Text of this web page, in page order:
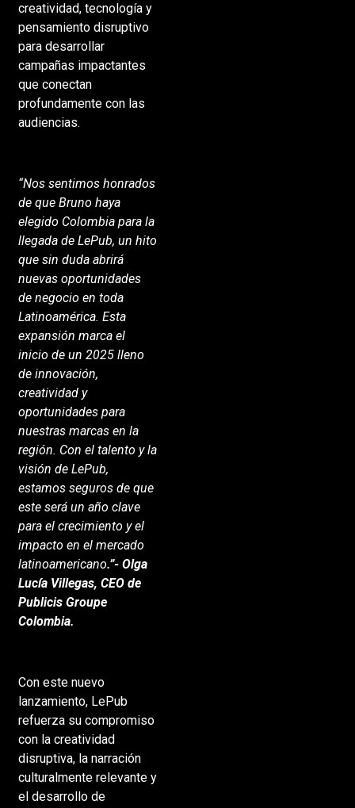
creatividad, tecnología y
pensamiento disruptivo
para desarrollar
campañas impactantes
que conectan
profundamente con las
audiencias.
“Nos sentimos honrados
de que Bruno haya
elegido Colombia para la
llegada de LePub, un hito
que sin duda abrirá
nuevas oportunidades
de negocio en toda
Latinoamérica. Esta
expansión marca el
inicio de un 2025 lleno
de innovación,
creatividad y
oportunidades para
nuestras marcas en la
región. Con el talento y la
visión de LePub,
estamos seguros de que
este será un año clave
para el crecimiento y el
impacto en el mercado
latinoamericano.”- Olga
Lucía Villegas, CEO de
Publicis Groupe
Colombia.
Con este nuevo
lanzamiento, LePub
refuerza su compromiso
con la creatividad
disruptiva, la narración
culturalmente relevante y
el desarrollo de